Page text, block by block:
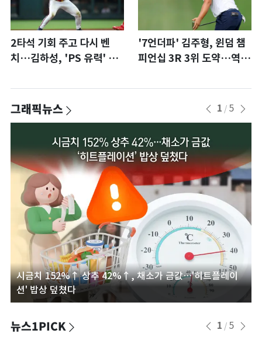
2타석 기회 주고 다시 벤
치…김하성, 'PS 유력' 애
'7언더파' 김주형, 윈덤 챔
피언십 3R 3위 도약…역전
그래픽뉴스 1 / 5
시금치 152%↑ 상추 42%↑, 채소가 금값…'히트플레이
션' 밥상 덮쳤다
뉴스1PICK 1 / 5